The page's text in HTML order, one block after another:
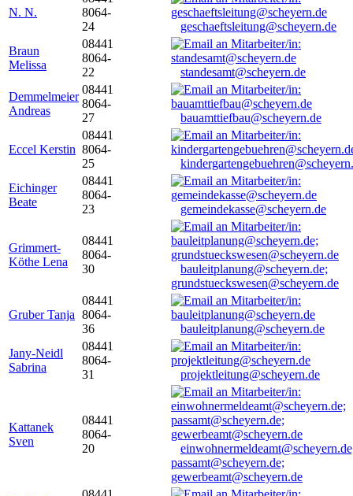
N. N.
8064-
24
geschaeftsleitung@scheyern.de
Braun
Melissa
08441
8064-
22
standesamt@scheyern.de
Demmelmeier
Andreas
08441
8064-
27
bauamttiefbau@scheyern.de
Eccel Kerstin
08441
8064-
25
Eichinger
Beate
08441
8064-
23
gemeindekasse@scheyern.de
Grimmert-
Köthe Lena
08441
8064-
30
bauleitplanung@scheyern.de;
grundstueckswesen@scheyern.de
Gruber Tanja
08441
8064-
36
bauleitplanung@scheyern.de
Jany-Neidl
Sabrina
08441
8064-
31
projektleitung@scheyern.de
Kattanek
Sven
08441
8064-
20
passamt@scheyern.de;
gewerbeamt@scheyern.de